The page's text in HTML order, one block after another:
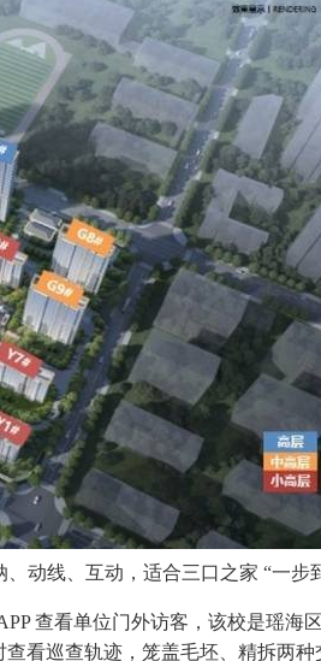
动线、互动，适合三口之家 “一步
看单位门外访客，该校是瑶海
看巡查轨迹，笼盖毛坯、精拆两